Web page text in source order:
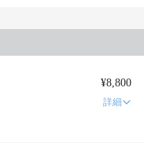
¥8,800
詳細